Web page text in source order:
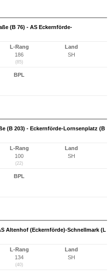
(B 76) - AS Eckernförde-
L-Rang
186
(85)
Land
SH
BPL
(B 203) - Eckernförde-Lornsenplatz (B
L-Rang
100
(22)
Land
SH
BPL
Altenhof (Eckernförde)-Schnellmark (L
L-Rang
134
(40)
Land
SH